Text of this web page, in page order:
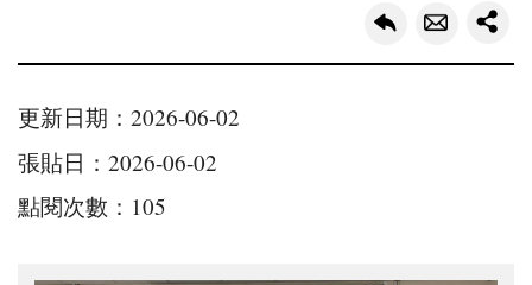
更新日期：2026-06-02
張貼日：2026-06-02
點閱次數：105